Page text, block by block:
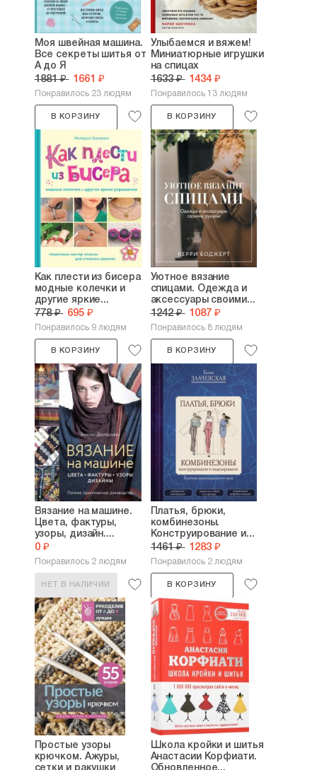
Моя швейная машина.
Все секреты шитья от
А до Я
1881 ₽ 1661 ₽
Понравилось 23 людям
В КОРЗИНУ
Улыбаемся и вяжем!
Миниатюрные игрушки
на спицах
1633 ₽ 1434 ₽
Понравилось 13 людям
В КОРЗИНУ
Как плести из бисера
модные колечки и
другие яркие...
778 ₽ 695 ₽
Понравилось 9 людям
В КОРЗИНУ
Уютное вязание
спицами. Одежда и
аксессуары своими...
1242 ₽ 1087 ₽
Понравилось 8 людям
В КОРЗИНУ
Вязание на машине.
Цвета, фактуры,
узоры, дизайн....
0 ₽
Понравилось 2 людям
НЕТ В НАЛИЧИИ
Платья, брюки,
комбинезоны.
Конструирование и...
1461 ₽ 1283 ₽
Понравилось 2 людям
В КОРЗИНУ
Простые узоры
крючком. Ажуры,
Школа кройки и шитья
Анастасии Корфиати.